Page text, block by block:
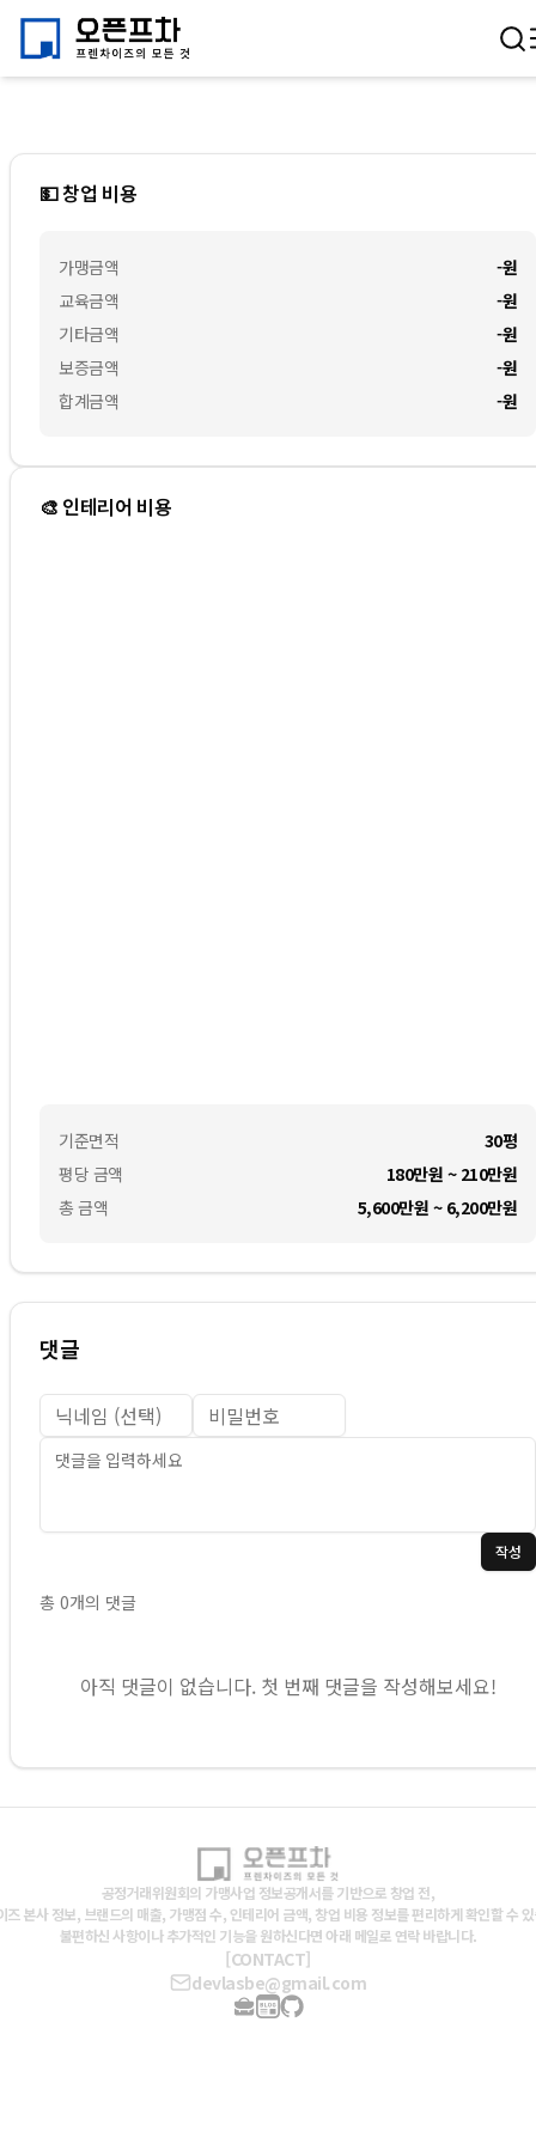
💵 창업 비용
가맹금액
교육금액
기타금액
보증금액
합계금액
-원
-원
-원
-원
-원
🎨 인테리어 비용
기준면적
평당 금액
총 금액
30평
180만원 ~ 210만원
5,600만원 ~ 6,200만원
댓글
작성
총 0개의 댓글
아직 댓글이 없습니다. 첫 번째 댓글을 작성해보세요!
공정거래위원회의 가맹사업 정보공개서를 기반으로 창업 전,
즈 본사 정보, 브랜드의 매출, 가맹점 수, 인테리어 금액, 창업 비용 정보를 편리하게 확인할 수
불편하신 사항이나 추가적인 기능을 원하신다면 아래 메일로 연락 바랍니다.
[CONTACT]
devlasbe@gmail.com